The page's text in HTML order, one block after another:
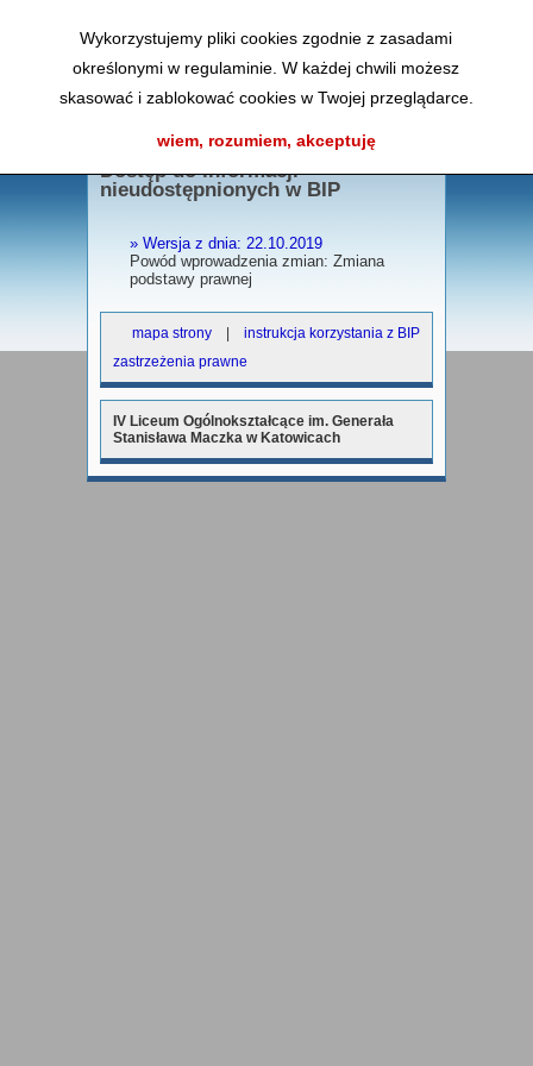
Wykorzystujemy pliki cookies zgodnie z zasadami
określonymi w regulaminie. W każdej chwili możesz
skasować i zablokować cookies w Twojej przeglądarce.
wiem, rozumiem, akceptuję
menu
Wersje archiwalne strony:
Dostęp do informacji
nieudostępnionych w BIP
» Wersja z dnia: 22.10.2019
Powód wprowadzenia zmian: Zmiana
podstawy prawnej
mapa strony
instrukcja korzystania z BIP
zastrzeżenia prawne
IV Liceum Ogólnokształcące im. Generała
Stanisława Maczka w Katowicach